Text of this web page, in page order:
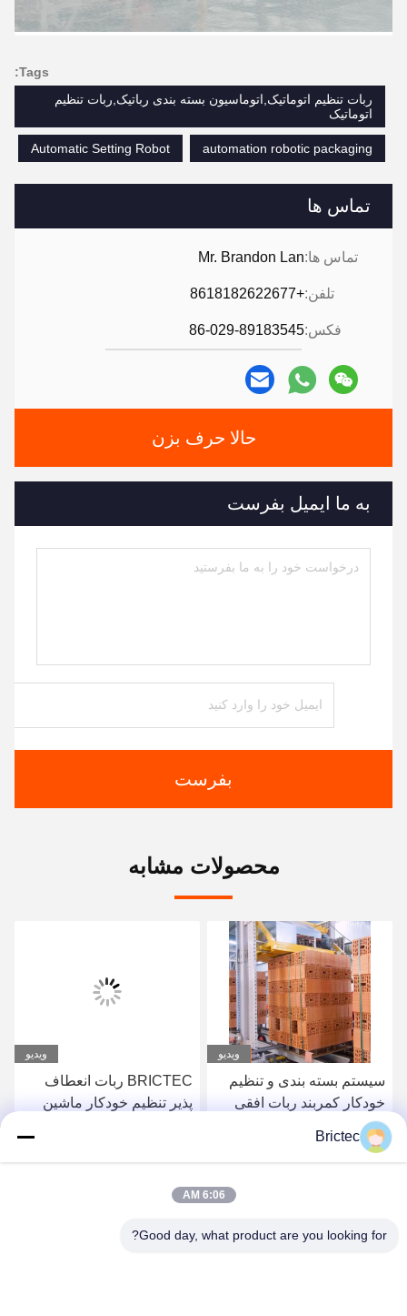
تماس ها
تماس ها:Mr. Brandon Lan
تلفن:+8618182622677
فکس:86-029-89183545
حالا حرف بزن
به ما ایمیل بفرست
بفرست
Tags:
ربات تنظیم اتوماتیک,اتوماسیون بسته بندی رباتیک,ربات تنظیم
اتوماتیک
automation robotic packaging
Automatic Setting Robot
محصولات مشابه
ویدیو
سیستم بسته بندی و تنظیم
خودکار کمربند ربات افقی
عمودی
بهترین قیمت رو بدست
ویدیو
BRICTEC ربات انعطاف
پذیر تنظیم خودکار ماشین
بهترین قیمت رو بدست
Brictec
6:06 AM
Good day, what product are you looking for?